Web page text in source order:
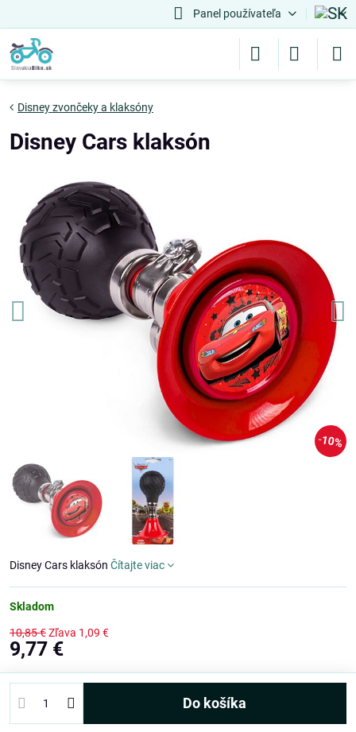
Panel používateľa
10%
Disney zvončeky a klaksóny
Disney Cars klaksón
Disney Cars klaksón Čítajte viac
Skladom
10,85 €Zľava 1,09 €
9,77 €
Do košíka